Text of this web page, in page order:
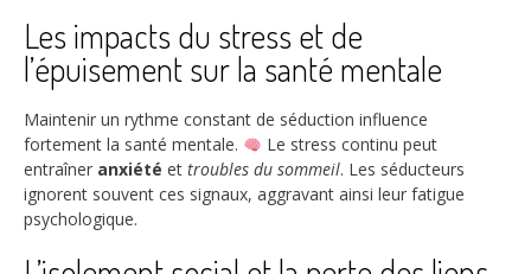
Les impacts du stress et de
l’épuisement sur la santé mentale
Maintenir un rythme constant de séduction influence
fortement la santé mentale.
Le stress continu peut
entraîner anxiété et troubles du sommeil. Les séducteurs
ignorent souvent ces signaux, aggravant ainsi leur fatigue
psychologique.